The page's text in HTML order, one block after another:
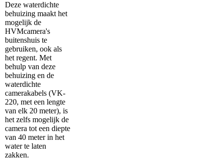
Deze waterdichte
behuizing maakt het
mogelijk de
HVMcamera's
buitenshuis te
gebruiken, ook als
het regent. Met
behulp van deze
behuizing en de
waterdichte
camerakabels (VK-
220, met een lengte
van elk 20 meter), is
het zelfs mogelijk de
camera tot een diepte
van 40 meter in het
water te laten
zakken.